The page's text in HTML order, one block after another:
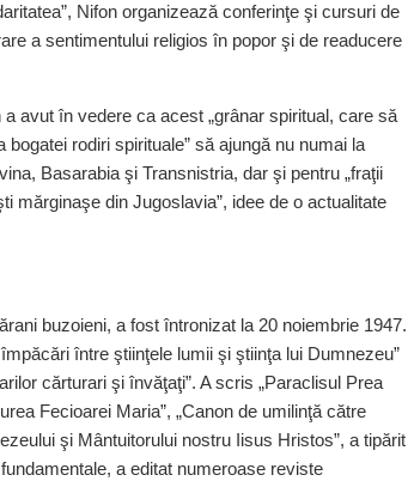
Nifon organizează conferinţe şi cursuri de
a sentimentului religios în popor şi de readucere
avut în vedere ca acest „grânar spiritual, care să
rodiri spirituale” să ajungă nu numai la
Basarabia şi Transnistria, dar şi pentru „fraţii
mărginaşe din Jugoslavia”, idee de o actualitate
buzoieni, a fost întronizat la 20 noiembrie 1947.
între ştiinţele lumii şi ştiinţa lui Dumnezeu”
cărturari şi învăţaţi”. A scris „Paraclisul Prea
Fecioarei Maria”, „Canon de umilinţă către
şi Mântuitorului nostru Iisus Hristos”, a tipărit
a editat numeroase reviste